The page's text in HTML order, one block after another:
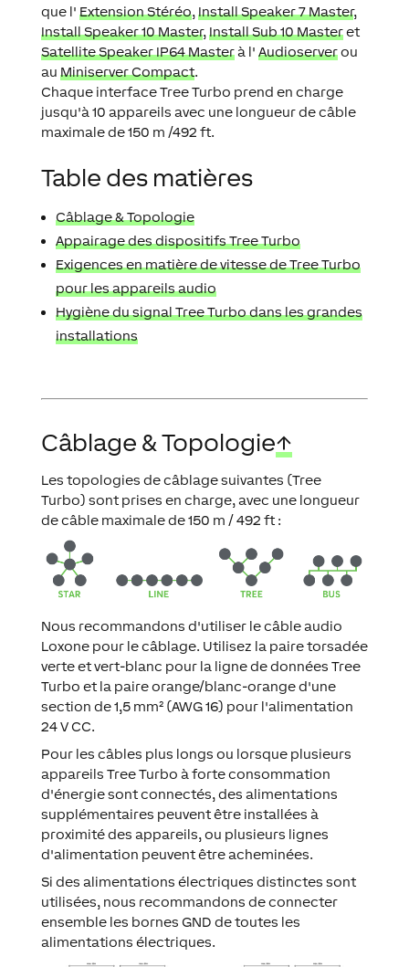
que l' Extension Stéréo, Install Speaker 7 Master,
Install Speaker 10 Master, Install Sub 10 Masteret
Satellite Speaker IP64 Masterà l' Audioserverou
au Miniserver Compact.
Chaque interface Tree Turbo prend en charge
jusqu'à 10 appareils avec une longueur de câble
maximale de 150 m /492 ft.
Table des matières
Câblage & Topologie
Appairage des dispositifs Tree Turbo
Exigences en matière de vitesse de Tree Turbo
pour les appareils audio
Hygiène du signal Tree Turbo dans les grandes
installations
Câblage & Topologie↑
Les topologies de câblage suivantes (Tree
Turbo) sont prises en charge, avec une longueur
de câble maximale de 150 m / 492 ft :
Nous recommandons d'utiliser le câble audio
Loxone pour le câblage. Utilisez la paire torsadée
verte et vert-blanc pour la ligne de données Tree
Turbo et la paire orange/blanc-orange d'une
section de 1,5 mm² (AWG 16) pour l'alimentation
24 V CC.
Pour les câbles plus longs ou lorsque plusieurs
appareils Tree Turbo à forte consommation
d'énergie sont connectés, des alimentations
supplémentaires peuvent être installées à
proximité des appareils, ou plusieurs lignes
d'alimentation peuvent être acheminées.
Si des alimentations électriques distinctes sont
utilisées, nous recommandons de connecter
ensemble les bornes GND de toutes les
alimentations électriques.